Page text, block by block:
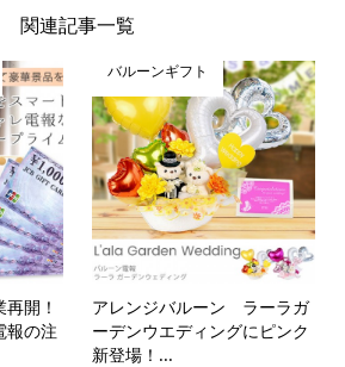
関連記事一覧
開！
報の注
バルーンギフト
アレンジバルーン ラーラガ
ーデンウエディングにピンク
新登場！...